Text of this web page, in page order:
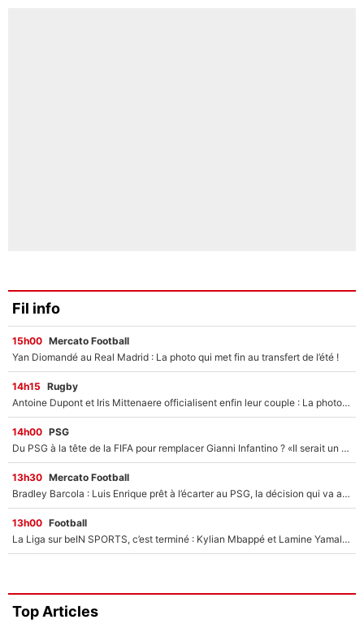
Fil info
15h00 Mercato Football
Yan Diomandé au Real Madrid : La photo qui met fin au transfert de l’été !
14h15 Rugby
Antoine Dupont et Iris Mittenaere officialisent enfin leur couple : La photo qui enflamme les réseaux sociaux
14h00 PSG
Du PSG à la tête de la FIFA pour remplacer Gianni Infantino ? «Il serait un mauvais président», le patron de la Liga s'attaque à Nasser Al-Khelaïfi !
13h30 Mercato Football
Bradley Barcola : Luis Enrique prêt à l’écarter au PSG, la décision qui va accélérer son transfert à Liverpool ?
13h00 Football
La Liga sur beIN SPORTS, c’est terminé : Kylian Mbappé et Lamine Yamal changent de chaîne, «le moment était venu d'ouvrir un nouveau chapitre»
Top Articles